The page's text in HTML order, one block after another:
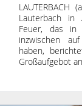
LAUTERBACH
Lauterbach in
Feuer, das in
inzwischen
haben,
Großaufgebot